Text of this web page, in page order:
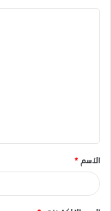
ق
*
الاسم *